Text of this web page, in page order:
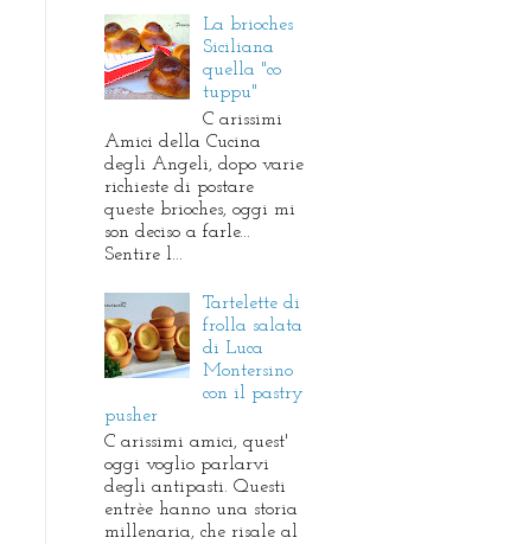
La brioches
Siciliana
quella "co
tuppu"
C arissimi
Amici della Cucina
degli Angeli, dopo varie
richieste di postare
queste brioches, oggi mi
son deciso a farle...
Sentire l...
Tartelette di
frolla salata
di Luca
Montersino
con il pastry
pusher
C arissimi amici, quest'
oggi voglio parlarvi
degli antipasti. Questi
entrèe hanno una storia
millenaria, che risale al